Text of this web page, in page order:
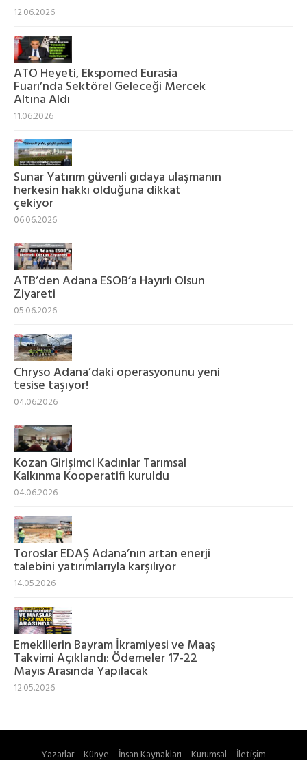
12.06.2026
ATO Heyeti, Ekspomed Eurasia
Fuarı’nda Sektörel Geleceği Mercek
Altına Aldı
11.06.2026
Sunar Yatırım güvenli gıdaya ulaşmanın
herkesin hakkı olduğuna dikkat
çekiyor
06.06.2026
ATB’den Adana ESOB’a Hayırlı Olsun
Ziyareti
05.06.2026
Chryso Adana’daki operasyonunu yeni
tesise taşıyor!
04.06.2026
Kozan Girişimci Kadınlar Tarımsal
Kalkınma Kooperatifi kuruldu
04.06.2026
Toroslar EDAŞ Adana’nın artan enerji
talebini yatırımlarıyla karşılıyor
14.05.2026
Emeklilerin Bayram İkramiyesi ve Maaş
Takvimi Açıklandı: Ödemeler 17-22
Mayıs Arasında Yapılacak
12.05.2026
Yazarlar Künye İnsan Kaynakları Kurumsal İletişim